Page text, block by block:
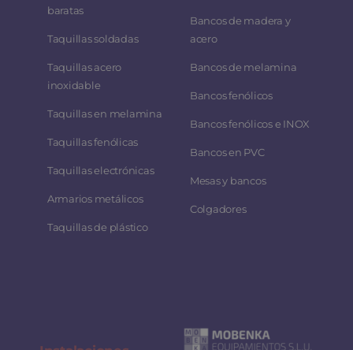
baratas
Taquillas soldadas
Taquillas acero
inoxidable
Taquillas en melamina
Taquillas fenólicas
Taquillas electrónicas
Armarios metálicos
Taquillas de plástico
Bancos de madera y
acero
Bancos de melamina
Bancos fenólicos
Bancos fenólicos e INOX
Bancos en PVC
Mesas y bancos
Colgadores